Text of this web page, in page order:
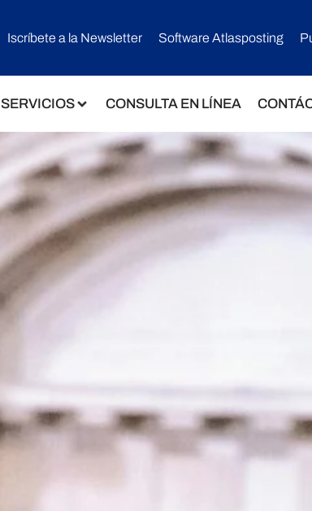
Iscríbete a la Newsletter Software Atlasposting
SERVICIOS CONSULTA EN LÍNEA